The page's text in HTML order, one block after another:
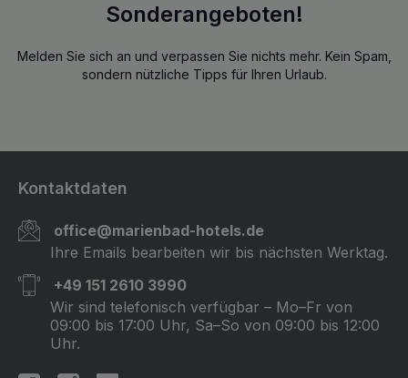
Sonderangeboten!
Melden Sie sich an und verpassen Sie nichts mehr. Kein Spam,
sondern nützliche Tipps für Ihren Urlaub.
Kontaktdaten
office@marienbad-hotels.de
Ihre Emails bearbeiten wir bis nächsten Werktag.
+49 151 2610 3990
Wir sind telefonisch verfügbar – Mo–Fr von
09:00 bis 17:00 Uhr, Sa–So von 09:00 bis 12:00
Uhr.